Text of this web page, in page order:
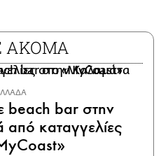
ΑΚΟΜΑ
beach bar στην
καταγγελίες